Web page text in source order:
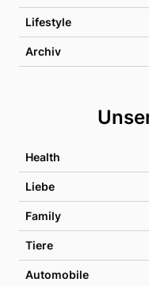
Lifestyle
Archiv
Health
Liebe
Family
Tiere
Automobile